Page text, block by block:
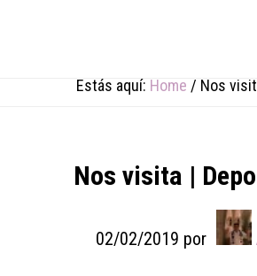
Estás aquí: Home / Nos
Nos visita |
02/02/2019 por